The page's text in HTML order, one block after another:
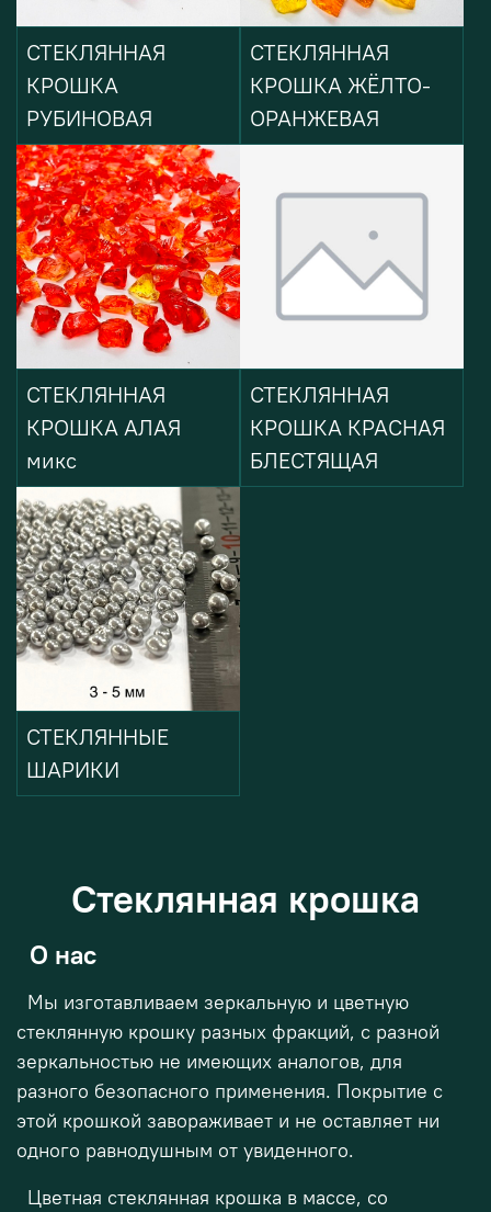
СТЕКЛЯННАЯ
КРОШКА
РУБИНОВАЯ
СТЕКЛЯННАЯ
КРОШКА ЖЁЛТО-
ОРАНЖЕВАЯ
СТЕКЛЯННАЯ
КРОШКА АЛАЯ
микс
СТЕКЛЯННАЯ
КРОШКА КРАСНАЯ
БЛЕСТЯЩАЯ
СТЕКЛЯННЫЕ
ШАРИКИ
Стеклянная крошка
О нас
Мы изготавливаем зеркальную и цветную
стеклянную крошку разных фракций, с разной
зеркальностью не имеющих аналогов, для
разного безопасного применения. Покрытие с
этой крошкой завораживает и не оставляет ни
одного равнодушным от увиденного.
Цветная стеклянная крошка в массе, со